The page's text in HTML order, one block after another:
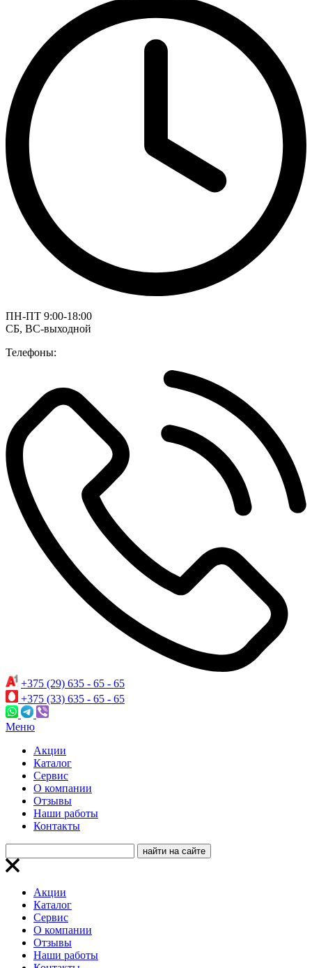
ПН-ПТ 9:00-18:00
СБ, ВС-выходной
Телефоны:
+375 (29) 635 - 65 - 65
+375 (33) 635 - 65 - 65
Меню
Акции
Каталог
Сервис
О компании
Отзывы
Наши работы
Контакты
Акции
Каталог
Сервис
О компании
Отзывы
Наши работы